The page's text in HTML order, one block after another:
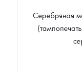
Серебряная